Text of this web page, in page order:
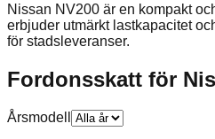
Nissan NV200 är en kompakt
erbjuder utmärkt lastkapacitet
för stadsleveranser.
Fordonsskatt för
Årsmodell